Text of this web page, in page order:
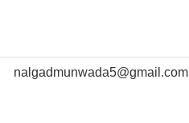
nalgadmunwada5@gmail.com